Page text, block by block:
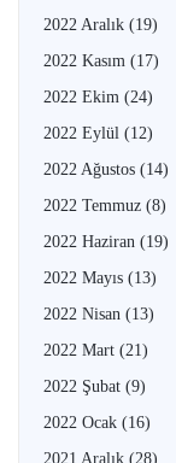
2022 Aralık (19)
2022 Kasım (17)
2022 Ekim (24)
2022 Eylül (12)
2022 Ağustos (14)
2022 Temmuz (8)
2022 Haziran (19)
2022 Mayıs (13)
2022 Nisan (13)
2022 Mart (21)
2022 Şubat (9)
2022 Ocak (16)
2021 Aralık (28)